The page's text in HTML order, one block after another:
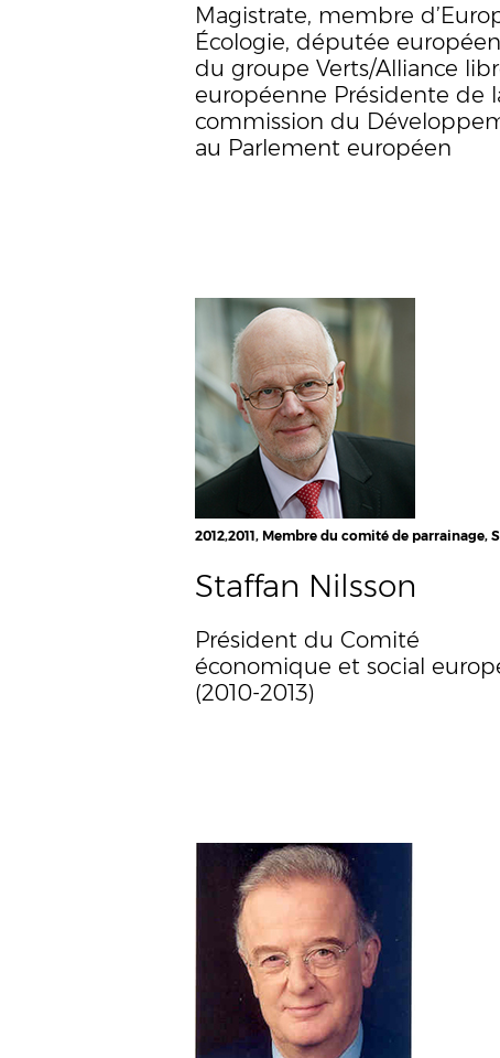
Magistrate, membre
Écologie, députée
du groupe Verts/Alliance
européenne Présidente de
commission du
au Parlement européen
2012,2011, Membre du comité de parrainage,
Staffan Nilsson
Président du Comité
économique et social
(2010-2013)